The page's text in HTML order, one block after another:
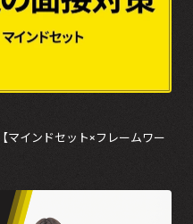
マインドセット×フレームワー